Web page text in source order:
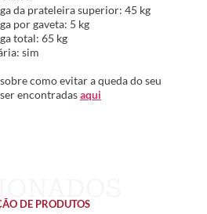
da prateleira superior: 45 kg
por gaveta: 5 kg
total: 65 kg
sim
como evitar a queda do seu
encontradasaqui
DE PRODUTOS